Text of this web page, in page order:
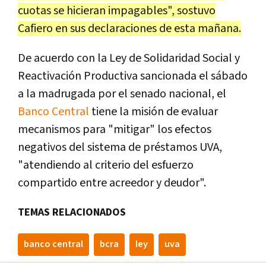
cuotas se hicieran impagables", sostuvo
Cafiero en sus declaraciones de esta mañana.
De acuerdo con la Ley de Solidaridad Social y
Reactivación Productiva sancionada el sábado
a la madrugada por el senado nacional, el
Banco Central tiene la misión de evaluar
mecanismos para "mitigar" los efectos
negativos del sistema de préstamos UVA,
"atendiendo al criterio del esfuerzo
compartido entre acreedor y deudor".
TEMAS RELACIONADOS
banco central bcra ley uva